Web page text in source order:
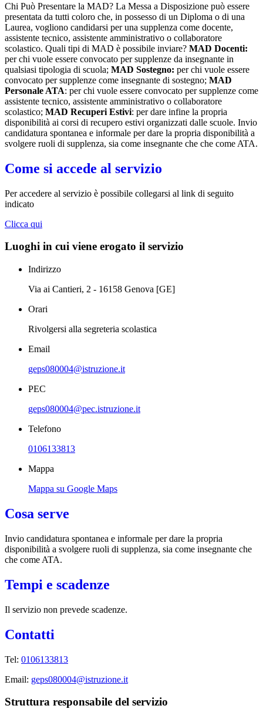
Chi Può Presentare la MAD? La Messa a Disposizione può essere
presentata da tutti coloro che, in possesso di un Diploma o di una
Laurea, vogliono candidarsi per una supplenza come docente,
assistente tecnico, assistente amministrativo o collaboratore
scolastico. Quali tipi di MAD è possibile inviare? MAD Docenti:
per chi vuole essere convocato per supplenze da insegnante in
qualsiasi tipologia di scuola; MAD Sostegno: per chi vuole essere
convocato per supplenze come insegnante di sostegno; MAD
Personale ATA: per chi vuole essere convocato per supplenze come
assistente tecnico, assistente amministrativo o collaboratore
scolastico; MAD Recuperi Estivi: per dare infine la propria
disponibilità ai corsi di recupero estivi organizzati dalle scuole. Invio
candidatura spontanea e informale per dare la propria disponibilità a
svolgere ruoli di supplenza, sia come insegnante che che come ATA.
Come si accede al servizio
Per accedere al servizio è possibile collegarsi al link di seguito
indicato
Clicca qui
Luoghi in cui viene erogato il servizio
Indirizzo
Via ai Cantieri, 2 - 16158 Genova [GE]
Orari
Rivolgersi alla segreteria scolastica
Email
geps080004@istruzione.it
PEC
geps080004@pec.istruzione.it
Telefono
0106133813
Mappa
Mappa su Google Maps
Cosa serve
Invio candidatura spontanea e informale per dare la propria
disponibilità a svolgere ruoli di supplenza, sia come insegnante che
che come ATA.
Tempi e scadenze
Il servizio non prevede scadenze.
Contatti
Tel: 0106133813
Email: geps080004@istruzione.it
Struttura responsabile del servizio